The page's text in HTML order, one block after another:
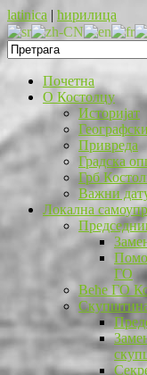
latinica | ћирилица
Почетна
O Костолцу
Историјат
Привреда
Градска
Грб
Важни
Локална
ГО
Веће ГО